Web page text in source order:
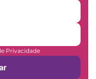
Privacidade